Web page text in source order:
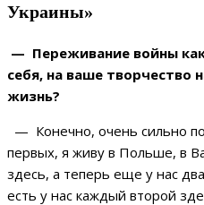
Украины»
— Переживание войны
себя, на ваше творчество
жизнь?
— Конечно, очень сильно
первых, я живу в Польше, в
здесь, а теперь еще у нас
есть у нас каждый второй